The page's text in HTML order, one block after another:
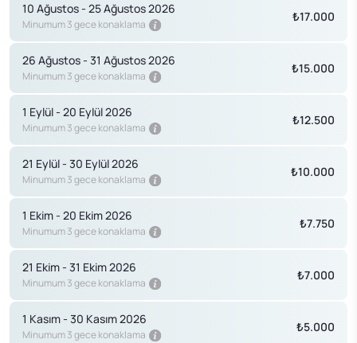
10 Ağustos - 25 Ağustos 2026
Minumum 3 gece konaklama
₺17.000
26 Ağustos - 31 Ağustos 2026
Minumum 3 gece konaklama
₺15.000
1 Eylül - 20 Eylül 2026
Minumum 3 gece konaklama
₺12.500
21 Eylül - 30 Eylül 2026
Minumum 3 gece konaklama
₺10.000
1 Ekim - 20 Ekim 2026
Minumum 3 gece konaklama
₺7.750
21 Ekim - 31 Ekim 2026
Minumum 3 gece konaklama
₺7.000
1 Kasım - 30 Kasım 2026
Minumum 3 gece konaklama
₺5.000